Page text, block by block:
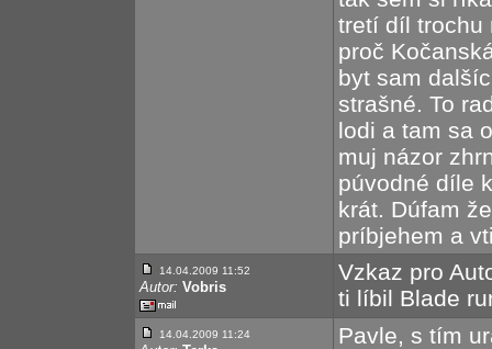
tretí díl trochu
proč
byt sam
strašné. To
lodi a tam sa
muj názor
púvodné díle
krát. Dúfam
príbjehem a
14.04.2009 11:52
Autor: Vobris
Vzkaz pro
ti líbil Blade
14.04.2009 11:24
Pavle, s tím